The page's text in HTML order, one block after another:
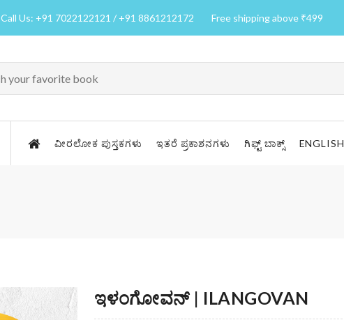
Call Us: +91 7022122121 / +91 8861212172 Free shipping above ₹499
ವೀರಲೋಕ ಪುಸ್ತಕಗಳು ಇತರೆ ಪ್ರಕಾಶನಗಳು ಗಿಫ್ಟ್ ಬಾಕ್ಸ್ ENGLISH
ಇಳಂಗೋವನ್ | ILANGOVAN